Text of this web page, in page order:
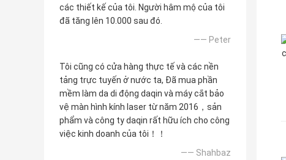
các thiết kế của tôi. Người hâm mộ của tôi
đã tăng lên 10.000 sau đó.
—— Peter
Tôi cũng có cửa hàng thực tế và các nền
tảng trực tuyến ở nước ta, Đã mua phần
mềm làm da di động daqin và máy cắt bảo
vệ màn hình kính laser từ năm 2016，sản
phẩm và công ty daqin rất hữu ích cho công
việc kinh doanh của tôi！！
—— Shahbaz